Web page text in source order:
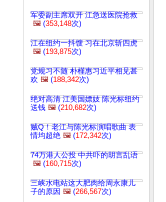
军委副主席双开 江急送医院抢救
🖼️ (353,148次)
江在纽约一抖馊 习在北京斩四虎
🖼️ (193,875次)
党规习不随 朴槿惠习近平相见甚
欢 🖼️ (188,342次)
绝对高清 江美国嫖妓 陈光标纽约
送钱 🖼️ (210,682次)
贼Q！老江与陈光标演唱歌曲 表
情均超绝 🖼️ (172,342次)
74万港人公投 中共吓的胡言乱语
🖼️ (160,715次)
三峡水电站这大肥肉给周永康儿
子的原因 🖼️ (266,567次)